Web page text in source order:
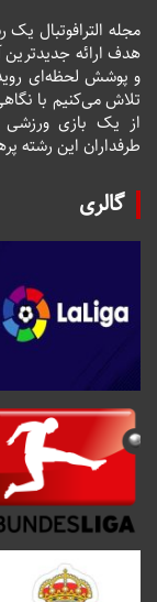
مجله الترافوتبال
هدف ارائه
و پوشش لحظه‌ای
تلاش می‌کنیم با
از یک بازی ورزشی
طرفداران این رشته
گالری